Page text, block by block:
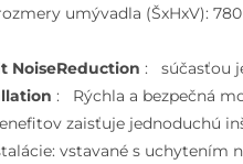
umývadla (ŠxHxV): 780
NoiseReduction: súčasťou
: Rýchla a bezpečná
zaisťuje jednoduchú
vstavané s uchytením